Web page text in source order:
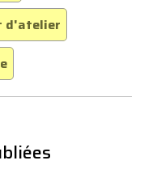
d'atelier